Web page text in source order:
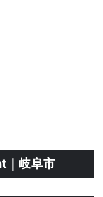
｜岐阜市